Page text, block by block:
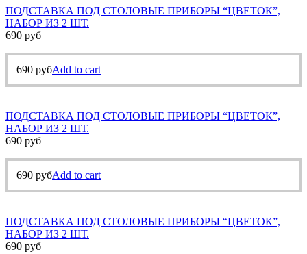
ПОДСТАВКА ПОД СТОЛОВЫЕ ПРИБОРЫ “ЦВЕТОК”,
НАБОР ИЗ 2 ШТ.
690 руб
690 рубAdd to cart
ПОДСТАВКА ПОД СТОЛОВЫЕ ПРИБОРЫ “ЦВЕТОК”,
НАБОР ИЗ 2 ШТ.
690 руб
690 рубAdd to cart
ПОДСТАВКА ПОД СТОЛОВЫЕ ПРИБОРЫ “ЦВЕТОК”,
НАБОР ИЗ 2 ШТ.
690 руб